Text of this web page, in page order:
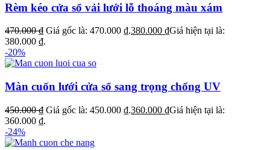
Rèm kéo cửa sổ vải lưới lỗ thoáng màu xám
470.000₫ Giá gốc là: 470.000 ₫.380.000 ₫Giá hiện tại là:
380.000 ₫.
-20%
Màn cuốn lưới cửa sổ sang trọng chống UV
450.000₫ Giá gốc là: 450.000 ₫.360.000 ₫Giá hiện tại là:
360.000 ₫.
-24%